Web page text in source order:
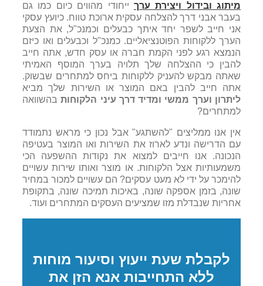
מיתוג ובידול ויצירת ערך ייחודי מהווים כיום כמו גם
בעבר אבני דרך להצלחה עסקית ארוכת טווח. כיועץ עסקי
אני חייב לשפר יחד איתך כבעלים וכמנכ"ל, את הצעת
הערך ללקוחות הפוטנציאליים. כמנכ"ל וכבעלים ואו כיזם
הנמצא רגע לפני הקמת חברה או עסק חדש, אתה חייב
להבין כי ההצלחה שלך תלויה בערך המוסף האמיתי
שאתה מבקש להעניק ללקוחות ביחס למתחרים שבשוק.
אתה חייב להבין באם המוצר או השירות שלך מביא
ליתרון וערך ממשי ומדיד דרך עיני הלקוחותבהשוואה
למתחרים?
אין אנו ממליצים "להשתגע" אבל נכון כי מראש נתמודד
עם הדרישה ונדע לארוז את השירות ואו המוצר בעטיפה
הנכונה. אנו חייבים למצוא את נקודות ההשפעה הכי
משמעותיות אצל הלקוחות. או מוצר ואותו שירות עשויים
להימכר על ידי לא מעט עסקים? הם עשויים למכור במחיר
שונה, בזמן אספקה שונה, באיכות תמיכה שונה, בתקופת
אחריות שנבדלת מזו שמציעים העסקים המתחרים ועוד.
לקבלת שעת ייעוץ וסיעור מוחות
ללא התחייבות אנא הזן את